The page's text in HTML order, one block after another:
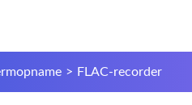
> FLAC-recorder